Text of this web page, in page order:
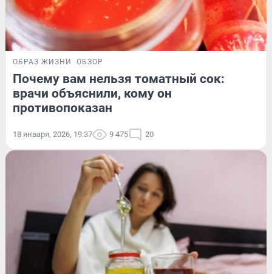
ОБРАЗ ЖИЗНИ ОБЗОР
Почему вам нельзя томатный сок:
врачи объяснили, кому он
противопоказан
18 января, 2026, 19:37 9 475 20